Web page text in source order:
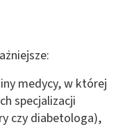
medycy, w której
specjalizacji
czy diabetologa),